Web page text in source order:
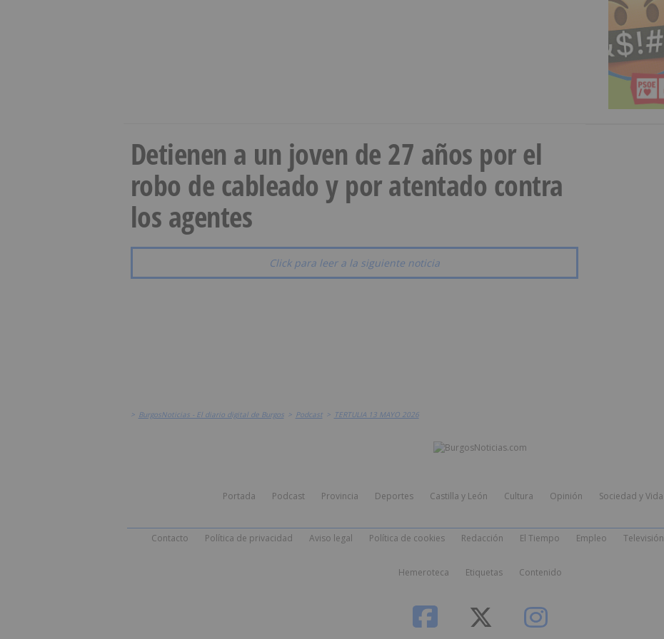
Detienen a un joven de 27 años por el
robo de cableado y por atentado contra
los agentes
Click para leer a la siguiente noticia
> BurgosNoticias - El diario digital de Burgos > Podcast > TERTULIA 13 MAYO 2026
Portada Podcast Provincia Deportes Castilla y León Cultura Opinión Sociedad y Vida
Contacto Política de privacidad Aviso legal Política de cookies Redacción El Tiempo Empleo Televisión
Hemeroteca Etiquetas Contenido